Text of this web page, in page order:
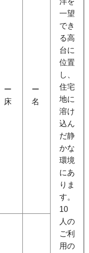
ー
床
ー
名
一望
でき
る高
台に
位置
し、
住宅
地に
溶け
込ん
だ静
かな
環境
にあ
りま
す。
10
人の
ご利
用の